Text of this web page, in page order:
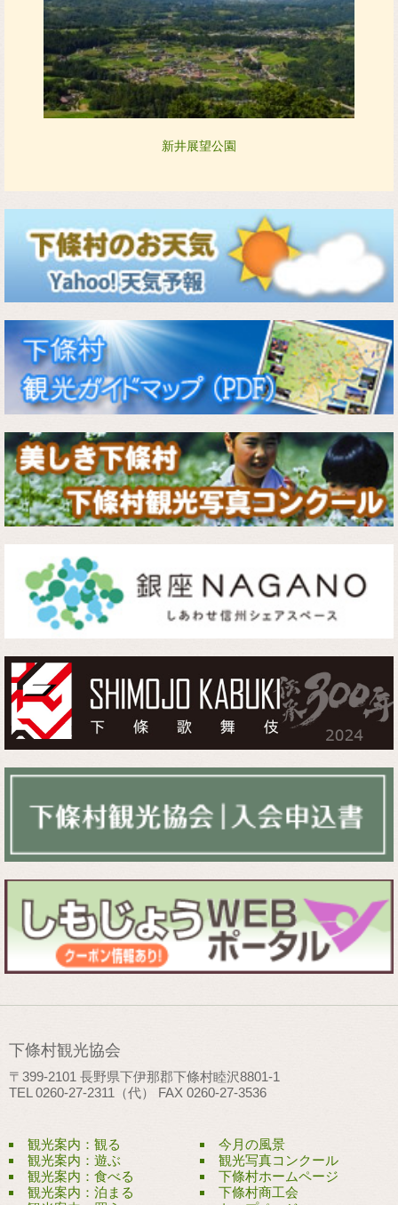
新井展望公園
下條村観光協会
〒399-2101 長野県下伊那郡下條村睦沢8801-1
TEL 0260-27-2311（代） FAX 0260-27-3536
観光案内：観る
観光案内：遊ぶ
観光案内：食べる
観光案内：泊まる
今月の風景
観光写真コンクール
下條村ホームページ
下條村商工会